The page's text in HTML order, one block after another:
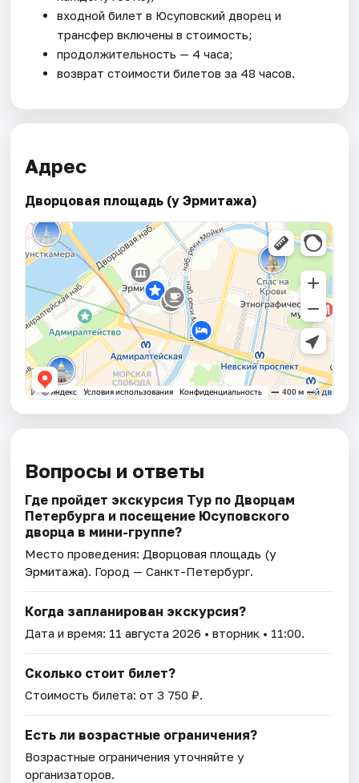
входной билет в Юсуповский дворец и
трансфер включены в стоимость;
продолжительность — 4 часа;
возврат стоимости билетов за 48 часов.
Адрес
Дворцовая площадь (у Эрмитажа)
Вопросы и ответы
Где пройдет экскурсия Тур по Дворцам
Петербурга и посещение Юсуповского
дворца в мини-группе?
Место проведения: Дворцовая площадь (у
Эрмитажа). Город — Санкт-Петербург.
Когда запланирован экскурсия?
Дата и время: 11 августа 2026 • вторник • 11:00.
Сколько стоит билет?
Стоимость билета: от 3 750 ₽.
Есть ли возрастные ограничения?
Возрастные ограничения уточняйте у
организаторов.